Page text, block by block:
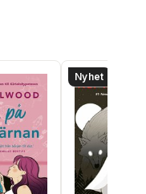
Nyhet